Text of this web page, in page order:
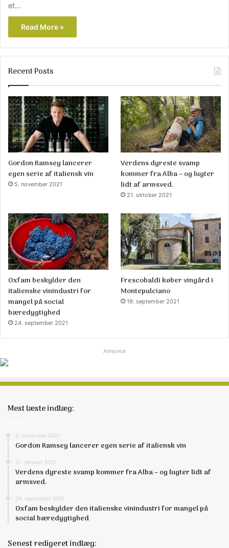
et…
Read More »
Recent Posts
Gordon Ramsey lancerer
egen serie af italiensk vin
5. november 2021
Verdens dyreste svamp
kommer fra Alba – og lugter
lidt af armsved.
21. oktober 2021
Oxfam beskylder den
italienske vinindustri for
mangel på social
bæredygtighed
24. september 2021
Frescobaldi køber vingård i
Montepulciano
19. september 2021
Annonce
Mest læste indlæg:
5. november 2021
Gordon Ramsey lancerer egen serie af italiensk vin
21. oktober 2021
Verdens dyreste svamp kommer fra Alba – og lugter lidt af
armsved.
24. september 2021
Oxfam beskylder den italienske vinindustri for mangel på
social bæredygtighed
Senest redigeret indlæg: